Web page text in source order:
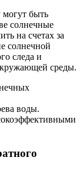
могут быть
солнечные
на счетах за
солнечной
следа и
среды.
воды.